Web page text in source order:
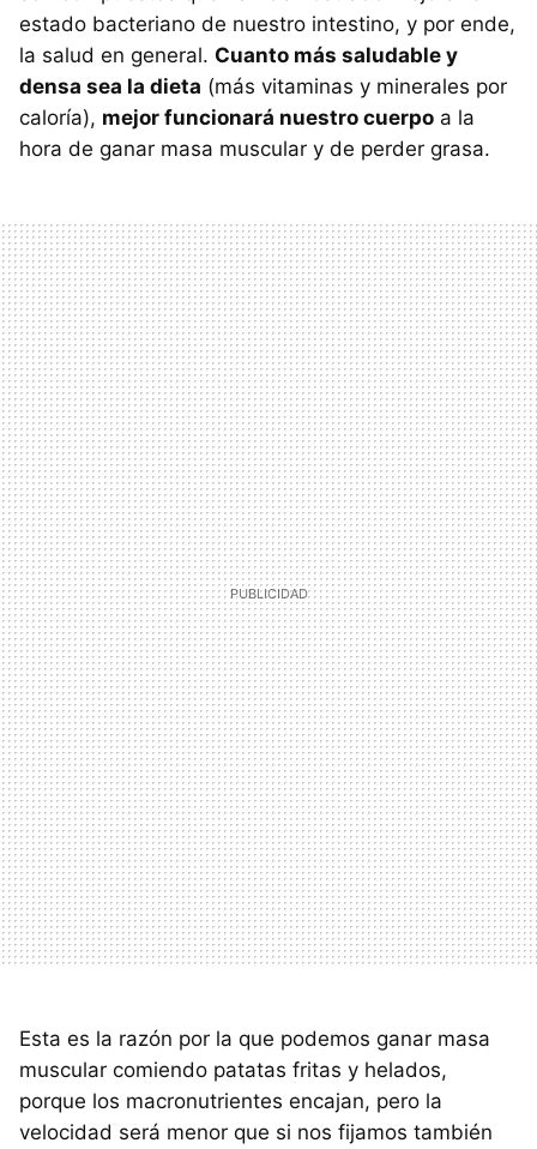
estado bacteriano de nuestro intestino, y por ende,
la salud en general. Cuanto más saludable y
densa sea la dieta (más vitaminas y minerales por
caloría), mejor funcionará nuestro cuerpo a la
hora de ganar masa muscular y de perder grasa.
Esta es la razón por la que podemos ganar masa
muscular comiendo patatas fritas y helados,
porque los macronutrientes encajan, pero la
velocidad será menor que si nos fijamos también